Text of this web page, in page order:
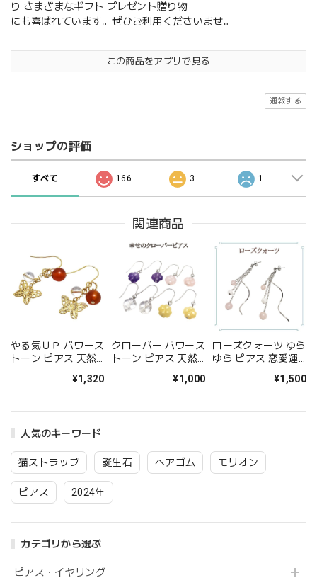
人気のキーワード
猫ストラップ 誕生石 ヘアゴム モリオン
ピアス 2024年
カテゴリから選ぶ
ピアス・イヤリング
り さまざまなギフト プレゼント贈り物
にも喜ばれています。ぜひご利用くださいませ。
この商品をアプリで見る
通報する
ショップの評価
すべて 166 3 1
関連商品
やる気ＵＰ パワース
トーン ピアス 天然
アス クリスタル 水
ルギー 対応 オレン
ント 送料無料 イヤ
サリー
¥1,320
クローバー パワース
トーン ピアス 天然
イト ローズクォーツ
ル 水晶 アクセサリ
対応 チタン
¥1,000
ローズクォーツ ゆら
ゆら ピアス 恋愛運
ン ピアス ポストピ
可 アクセサリー
¥1,500